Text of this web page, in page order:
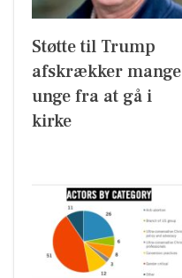
Støtte til Trump
afskrækker mange
unge fra at gå i
kirke